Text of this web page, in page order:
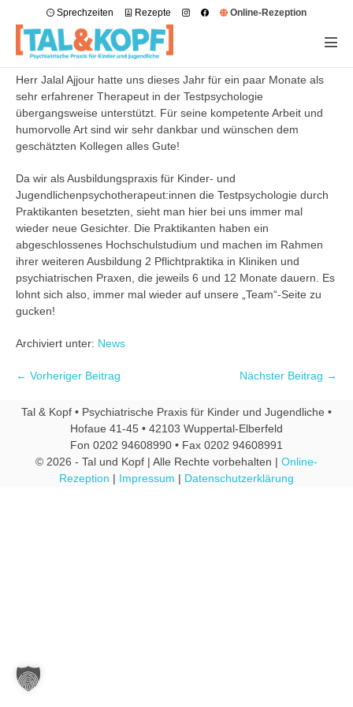
Sprechzeiten Rezepte Online-Rezeption
Herr Jalal Ajjour hatte uns dieses Jahr für ein paar Monate als
sehr erfahrener Therapeut in der Testpsychologie
übergangsweise unterstützt. Für seine kompetente Arbeit und
humorvolle Art sind wir sehr dankbar und wünschen dem
geschätzten Kollegen alles Gute!
Da wir als Ausbildungspraxis für Kinder- und
Jugendlichenpsychotherapeut:innen die Testpsychologie durch
Praktikanten besetzten, sieht man hier bei uns immer mal
wieder neue Gesichter. Die Praktikanten haben ein
abgeschlossenes Hochschulstudium und machen im Rahmen
ihrer weiteren Ausbildung 2 Pflichtpraktika in Kliniken und
psychiatrischen Praxen, die jeweils 6 und 12 Monate dauern. Es
lohnt sich also, immer mal wieder auf unsere „Team“-Seite zu
gucken!
Archiviert unter: News
← Vorheriger Beitrag Nächster Beitrag →
Tal & Kopf • Psychiatrische Praxis für Kinder und Jugendliche •
Hofaue 41-45 • 42103 Wuppertal-Elberfeld
Fon 0202 94608990 • Fax 0202 94608991
© 2026 - Tal und Kopf | Alle Rechte vorbehalten | Online-
Rezeption | Impressum | Datenschutzerklärung